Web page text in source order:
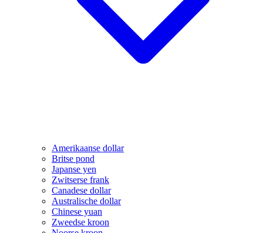
Amerikaanse dollar
Britse pond
Japanse yen
Zwitserse frank
Canadese dollar
Australische dollar
Chinese yuan
Zweedse kroon